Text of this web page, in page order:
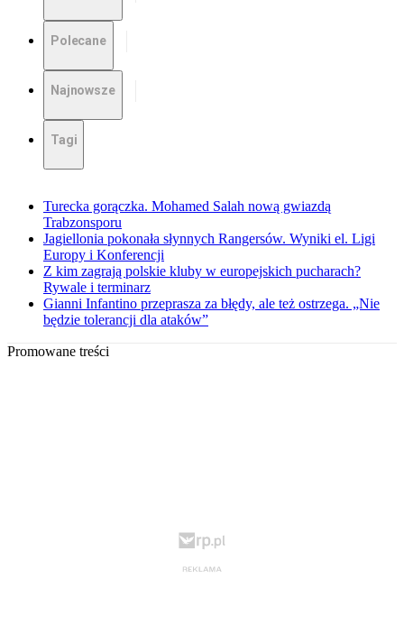
Polecane
Najnowsze
Tagi
Turecka gorączka. Mohamed Salah nową gwiazdą
Trabzonsporu
Jagiellonia pokonała słynnych Rangersów. Wyniki el. Ligi
Europy i Konferencji
Z kim zagrają polskie kluby w europejskich pucharach?
Rywale i terminarz
Gianni Infantino przeprasza za błędy, ale też ostrzega. „Nie
będzie tolerancji dla ataków”
Promowane treści